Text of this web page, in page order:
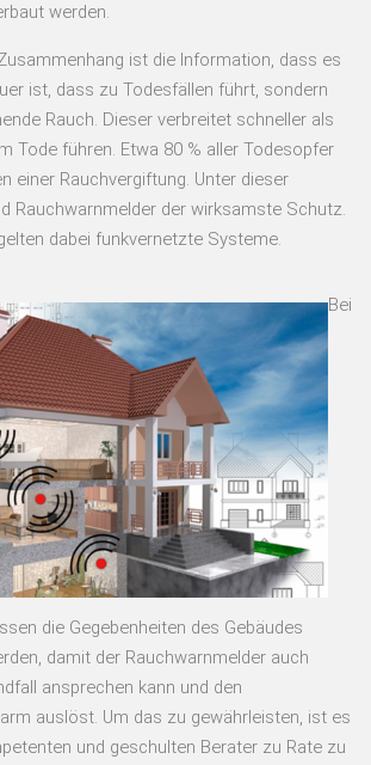
werden.
ist die Information, dass es
ist, dass zu Todesfällen führt, sondern
Rauch. Dieser verbreitet schneller als
Tode führen. Etwa 80 % aller Todesopfer
einer Rauchvergiftung. Unter dieser
Rauchwarnmelder der wirksamste Schutz.
dabei funkvernetzte Systeme.
Bei
die Gegebenheiten des Gebäudes
damit der Rauchwarnmelder auch
ansprechen kann und den
auslöst. Um das zu gewährleisten, ist es
und geschulten Berater zu Rate zu